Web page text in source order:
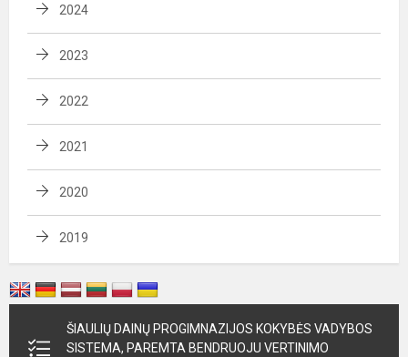
2024
2023
2022
2021
2020
2019
ŠIAULIŲ DAINŲ PROGIMNAZIJOS KOKYBĖS VADYBOS
SISTEMA, PAREMTA BENDRUOJU VERTINIMO